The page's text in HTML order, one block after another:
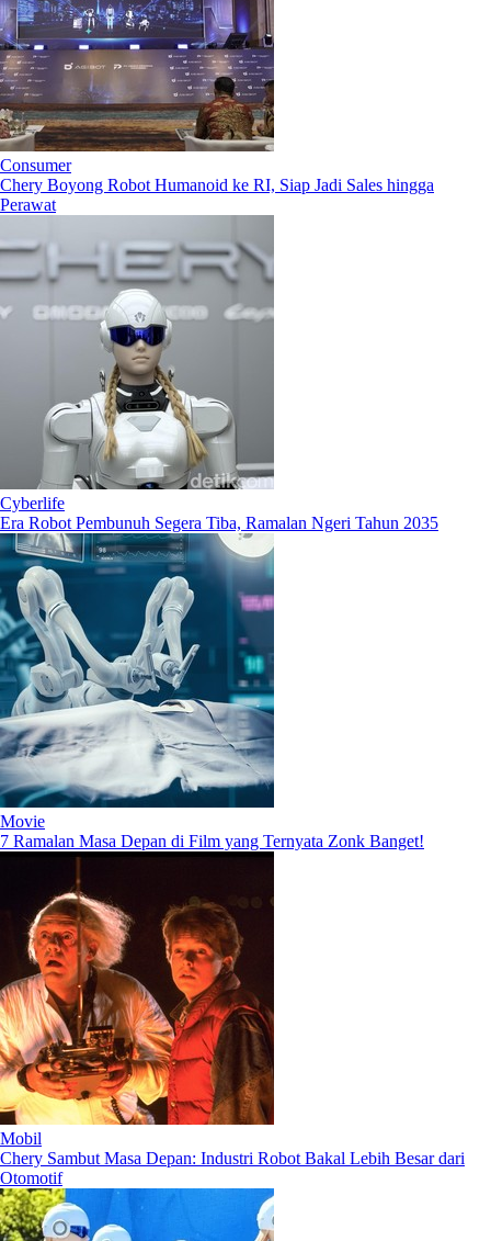
Consumer
Chery Boyong Robot Humanoid ke RI, Siap Jadi Sales hingga
Perawat
Cyberlife
Era Robot Pembunuh Segera Tiba, Ramalan Ngeri Tahun 2035
Movie
7 Ramalan Masa Depan di Film yang Ternyata Zonk Banget!
Mobil
Chery Sambut Masa Depan: Industri Robot Bakal Lebih Besar dari
Otomotif